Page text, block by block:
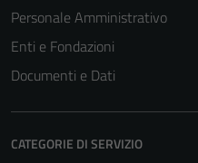
Personale Amministrativo
Enti e Fondazioni
Documenti e Dati
CATEGORIE DI SERVIZIO